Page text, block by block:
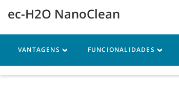
menu
Máquinas
ec-H2O NanoClean
VANTAGENS FUNCIONALIDADES